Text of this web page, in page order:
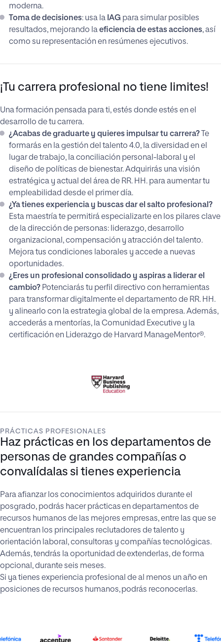
moderna.
Toma de decisiones: usa la IAG para simular posibles
resultados, mejorando laeficiencia de estas acciones, así
como su representación en resúmenes ejecutivos.
¡Tu carrera profesional no tiene limites!
Una formación pensada para ti, estés donde estés en el
desarrollo de tu carrera.
¿Acabas de graduarte y quieres impulsar tu carrera? Te
formarás en la gestión del talento 4.0, la diversidad en el
lugar de trabajo, la conciliación personal-laboral y el
diseño de políticas de bienestar. Adquirirás una visión
estratégica y actual del área de RR. HH. para aumentar tu
empleabilidad desde el primer día.
¿Ya tienes experiencia y buscas dar el salto profesional?
Esta maestría te permitirá especializarte en los pilares clave
de la dirección de personas: liderazgo, desarrollo
organizacional, compensación y atracción del talento.
Mejora tus condiciones laborales y accede a nuevas
oportunidades.
¿Eres un profesional consolidado y aspiras a liderar el
cambio? Potenciarás tu perfil directivo con herramientas
para transformar digitalmente el departamento de RR. HH.
y alinearlo con la estrategia global de la empresa. Además,
accederás a mentorías, la Comunidad Executive y la
certificación en Liderazgo de Harvard ManageMentor®.
PRÁCTICAS PROFESIONALES
Haz prácticas en los departamentos de
personas de grandes compañías o
convalídalas si tienes experiencia
Para afianzar los conocimientos adquiridos durante el
posgrado, podrás hacer prácticas en departamentos de
recursos humanos de las mejores empresas, entre las que se
encuentran los principales reclutadores de talento y
orientación laboral, consultoras y compañías tecnológicas.
Además, tendrás la oportunidad de extenderlas, de forma
opcional, durante seis meses.
Si ya tienes experiencia profesional de al menos un año en
posiciones de recursos humanos, podrás reconocerlas.